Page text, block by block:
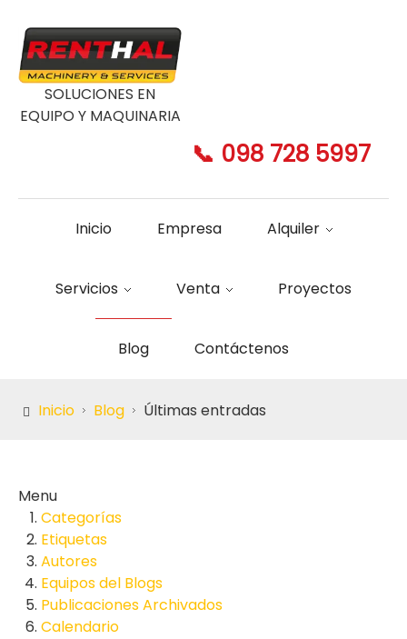
SOLUCIONES EN
EQUIPO Y MAQUINARIA
📞 098 728 5997
Inicio Empresa Alquiler
Servicios Venta Proyectos
Blog Contáctenos
Inicio Blog Últimas entradas
Menu
Categorías
Etiquetas
Autores
Equipos del Blogs
Publicaciones Archivados
Calendario